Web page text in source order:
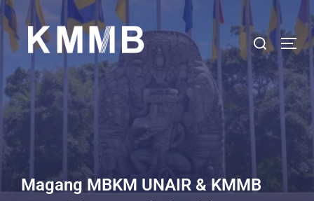
Magang MBKM UNAIR & KMMB